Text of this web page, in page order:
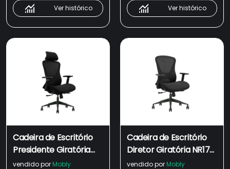
Ver histórico Ver histórico
Cadeira de Escritório
Presidente Giratória
NR17 Lead Preta
vendido por Mobly
Cadeira de Escritório
Diretor Giratória NR17
Lead Preta
vendido por Mobly